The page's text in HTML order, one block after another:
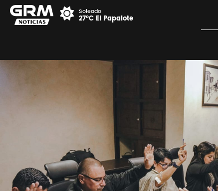
Soleado
27°C El Papalote